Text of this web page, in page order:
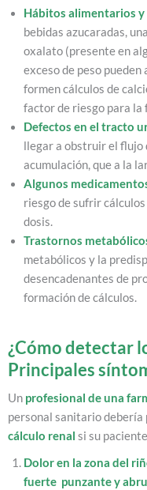
Hábitos alimentarios y
bebidas azucaradas,
oxalato (presente en
exceso de peso
formen cálculos de
factor de riesgo para la
Defectos en el tracto
llegar a obstruir el flujo
acumulación, que a la
Algunos
riesgo de sufrir
dosis.
Trastornos
metabólicos y la
desencadenantes de
formación de cálculos.
¿Cómo detectar
Principales
Un profesional de una
personal sanitario debería
cálculo renal si su
Dolor en la zona del
fuerte punzante y